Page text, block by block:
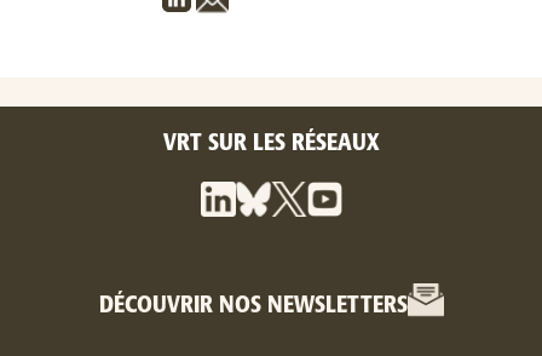
VRT SUR LES RÉSEAUX
DÉCOUVRIR NOS NEWSLETTERS